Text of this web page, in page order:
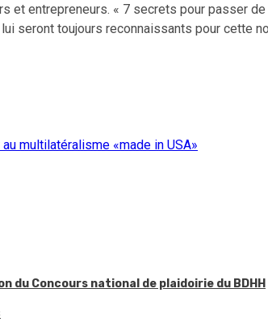
et entrepreneurs. « 7 secrets pour passer
seront toujours reconnaissants pour cette
multilatéralisme «made in USA»
du Concours national de plaidoirie du BDHH